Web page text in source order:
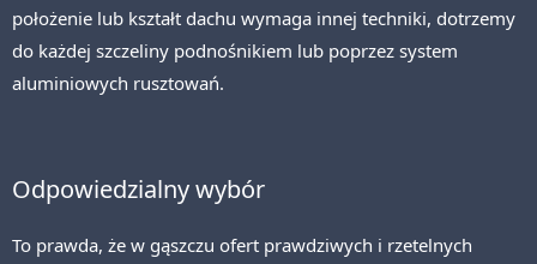
położenie lub kształt dachu wymaga innej techniki, dotrzemy
do każdej szczeliny podnośnikiem lub poprzez system
aluminiowych rusztowań.
Odpowiedzialny wybór
To prawda, że w gąszczu ofert prawdziwych i rzetelnych